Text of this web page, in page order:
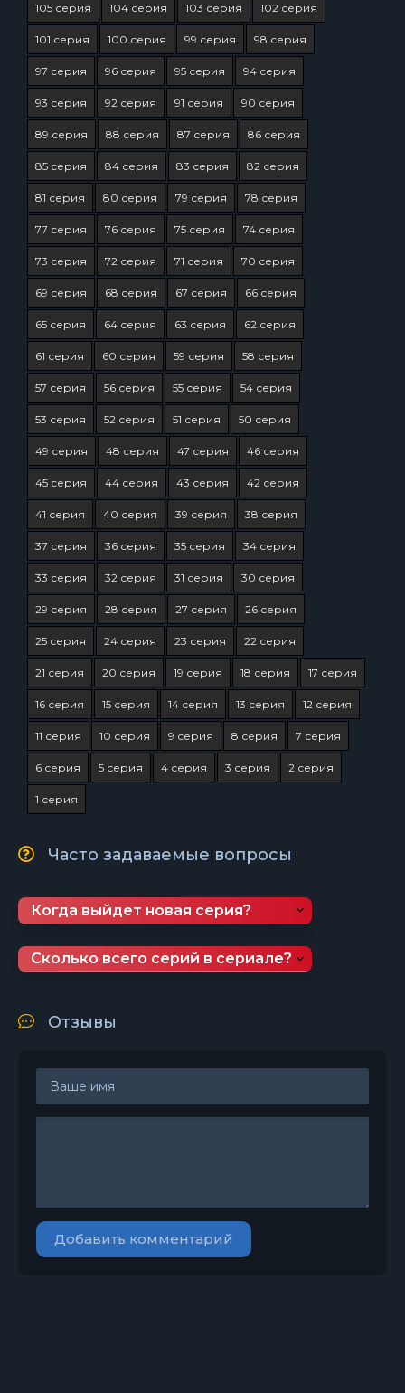
105 серия 104 серия 103 серия 102 серия
101 серия 100 серия 99 серия 98 серия
97 серия 96 серия 95 серия 94 серия
93 серия 92 серия 91 серия 90 серия
89 серия 88 серия 87 серия 86 серия
85 серия 84 серия 83 серия 82 серия
81 серия 80 серия 79 серия 78 серия
77 серия 76 серия 75 серия 74 серия
73 серия 72 серия 71 серия 70 серия
69 серия 68 серия 67 серия 66 серия
65 серия 64 серия 63 серия 62 серия
61 серия 60 серия 59 серия 58 серия
57 серия 56 серия 55 серия 54 серия
53 серия 52 серия 51 серия 50 серия
49 серия 48 серия 47 серия 46 серия
45 серия 44 серия 43 серия 42 серия
41 серия 40 серия 39 серия 38 серия
37 серия 36 серия 35 серия 34 серия
33 серия 32 серия 31 серия 30 серия
29 серия 28 серия 27 серия 26 серия
25 серия 24 серия 23 серия 22 серия
21 серия 20 серия 19 серия 18 серия 17 серия
16 серия 15 серия 14 серия 13 серия 12 серия
11 серия 10 серия 9 серия 8 серия 7 серия
6 серия 5 серия 4 серия 3 серия 2 серия
1 серия
Часто задаваемые вопросы
Когда выйдет новая серия?
Сколько всего серий в сериале?
Отзывы
Добавить комментарий